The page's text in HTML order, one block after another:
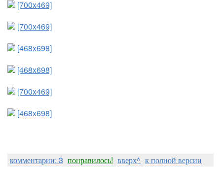
[700x469]
[700x469]
[468x698]
[468x698]
[700x469]
[468x698]
комментарии: 3 понравилось! вверх^ к полной версии